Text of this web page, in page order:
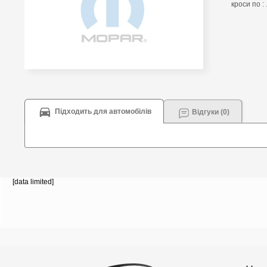
кроси по : .
Підходить для автомобілів Відгуки (0)
[data limited]